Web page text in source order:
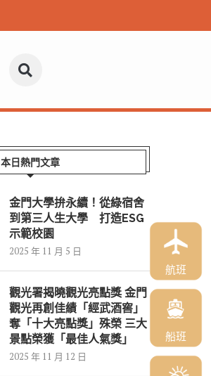
本日熱門文章
金門大學拚永續！從綠宿舍
到第三人生大學 打造ESG
示範校園
2025 年 11 月 5 日
觀光署揭曉觀光亮點獎 金門
觀光再創佳績「經武酒窖」
奪「十大亮點獎」殊榮 三大
景點榮獲「最佳人氣獎」
2025 年 11 月 12 日
航班
船班